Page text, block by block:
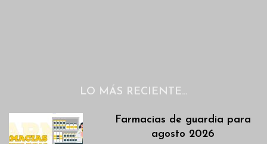
LO MÁS RECIENTE…
Farmacias de guardia para
agosto 2026